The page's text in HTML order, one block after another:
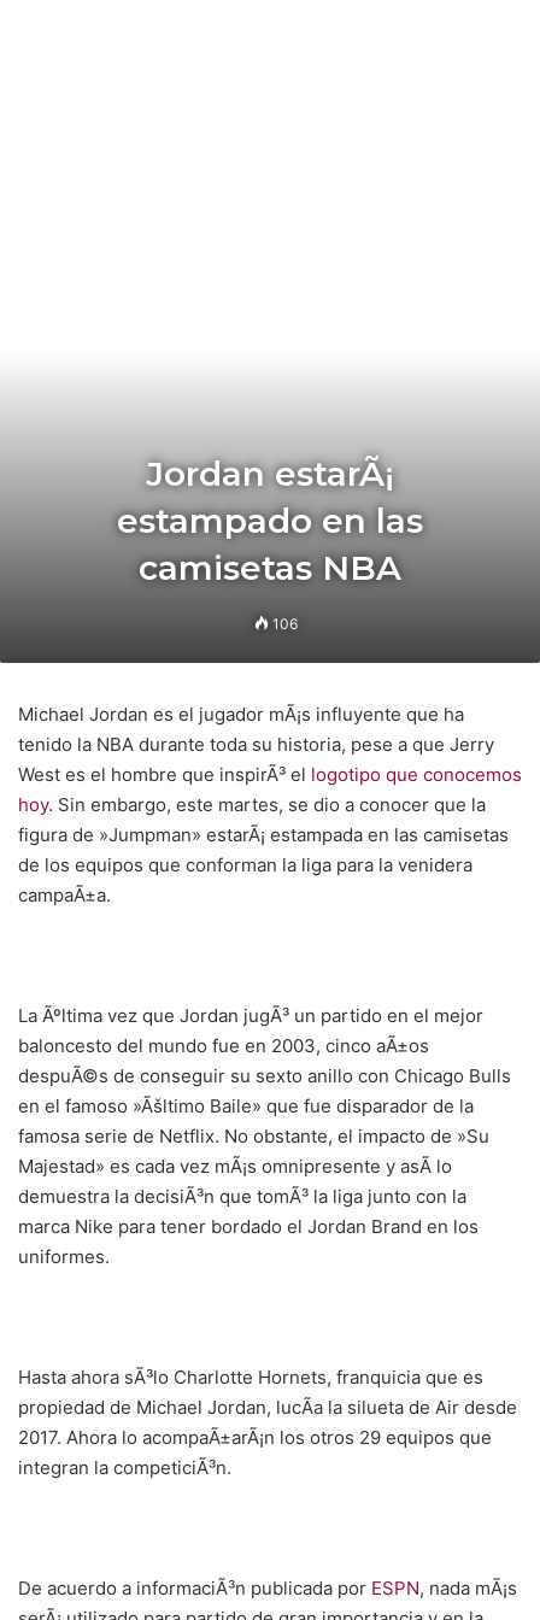
Jordan estarÃ¡
estampado en las
camisetas NBA
106
Michael Jordan es el jugador mÃ¡s influyente que ha
tenido la NBA durante toda su historia, pese a que Jerry
West es el hombre que inspirÃ³ el logotipo que conocemos
hoy. Sin embargo, este martes, se dio a conocer que la
figura de »Jumpman» estarÃ¡ estampada en las camisetas
de los equipos que conforman la liga para la venidera
campaÃ±a.
La Ãºltima vez que Jordan jugÃ³ un partido en el mejor
baloncesto del mundo fue en 2003, cinco aÃ±os
despuÃ©s de conseguir su sexto anillo con Chicago Bulls
en el famoso »Ãšltimo Baile» que fue disparador de la
famosa serie de Netflix. No obstante, el impacto de »Su
Majestad» es cada vez mÃ¡s omnipresente y asÃ­ lo
demuestra la decisiÃ³n que tomÃ³ la liga junto con la
marca Nike para tener bordado el Jordan Brand en los
uniformes.
Hasta ahora sÃ³lo Charlotte Hornets, franquicia que es
propiedad de Michael Jordan, lucÃ­a la silueta de Air desde
2017. Ahora lo acompaÃ±arÃ¡n los otros 29 equipos que
integran la competiciÃ³n.
De acuerdo a informaciÃ³n publicada por ESPN, nada mÃ¡s